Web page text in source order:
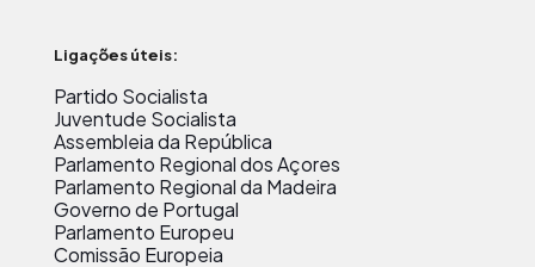
Ligações úteis:
Partido Socialista
Juventude Socialista
Assembleia da República
Parlamento Regional dos Açores
Parlamento Regional da Madeira
Governo de Portugal
Parlamento Europeu
Comissão Europeia